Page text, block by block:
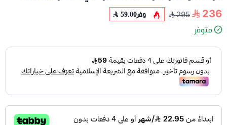
236
295 وفر59.00
متوفر